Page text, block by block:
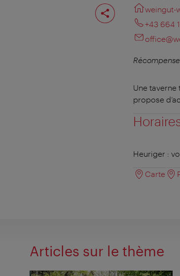
Partager
cette
page
weingut-
+43 664
Une
propose
Heuriger :
Carte
Articles sur le thème